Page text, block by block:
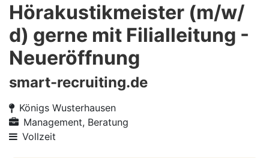
Hörakustikmeister (m/w/
d) gerne mit Filialleitung -
Neueröffnung
smart-recruiting.de
Königs Wusterhausen
Management, Beratung
Vollzeit